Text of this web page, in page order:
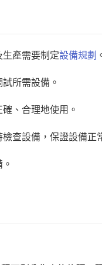
生產需要制定設備規劃
所需設備。
、合理地使用。
查設備，保證設備正